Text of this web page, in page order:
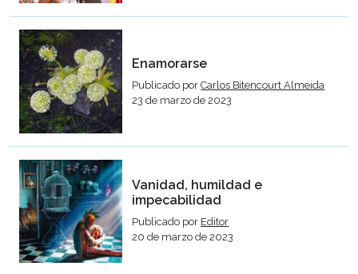
Enamorarse
Publicado porCarlos Bitencourt Almeida
23 de marzo de 2023
Vanidad, humildad e
impecabilidad
Publicado por Editor
20 de marzo de 2023